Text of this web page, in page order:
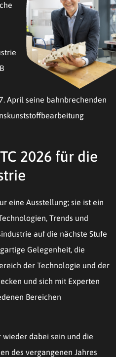
April seine bahnbrechenden
2026 für die
eine Ausstellung; sie ist ein
Trends und
auf die nächste Stufe
Gelegenheit, die
der Technologie und der
und sich mit Experten
Bereichen
wieder dabei sein und die
des vergangenen Jahres